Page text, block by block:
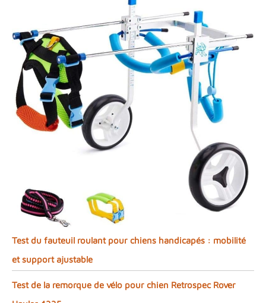
Test du fauteuil roulant pour chiens handicapés : mobilité
et support ajustable
Test de la remorque de vélo pour chien Retrospec Rover